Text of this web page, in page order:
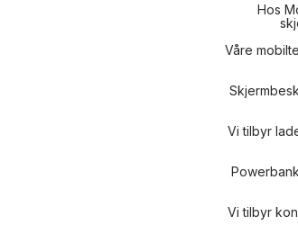
Hos
Våre
Vi tilbyr
Powerbank
Vi tilbyr